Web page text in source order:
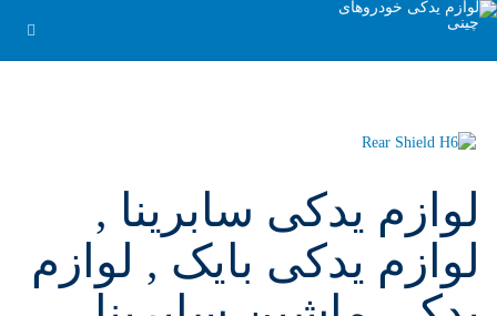
لوازم یدکی سابرینا ,
لوازم یدکی بایک , لوازم